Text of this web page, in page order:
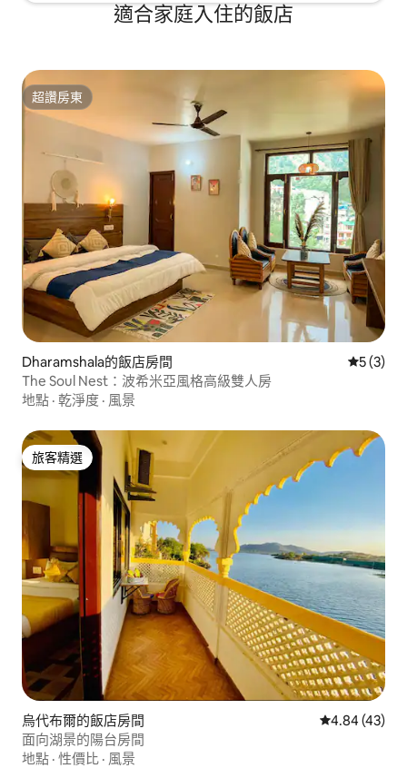
適合家庭入住的飯店
超讚房東
超讚房東
Dharamshala的飯店房間 從 3 則評
5 (3)
The Soul Nest：波希米亞風格高級雙人房
地點 · 乾淨度 · 風景
旅客精選
旅客精選
烏代布爾的飯店房間 從 43 則評價
4.84 (43)
面向湖景的陽台房間
地點 · 性價比 · 風景